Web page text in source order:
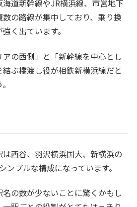
道新幹線やJR横浜線、市営地下
の路線が集中しており、乗り換
く出ています。
の西側」と「新幹線を中心とし
ぶ橋渡し役が相鉄新横浜線だと
西谷、羽沢横浜国大、新横浜の
ンプルな構成になっています。
の数が少ないことに驚くかもし